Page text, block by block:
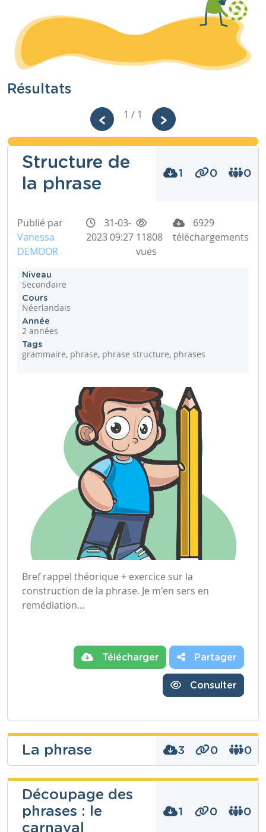
Résultats
1 / 1
Structure de
la phrase
1 0 0
Publié par
Vanessa
DEMOOR
31-03-
2023 09:27 11808
vues
6929
téléchargements
Niveau
Secondaire
Cours
Néerlandais
Année
2 années
Tags
grammaire, phrase, phrase structure, phrases
Bref rappel théorique + exercice sur la
construction de la phrase. Je m'en sers en
remédiation...
Télécharger Partager
Consulter
La phrase 3 0 0
Geiregat
Camille
Niveau
Découpage des
phrases : le
carnaval
1 0 0